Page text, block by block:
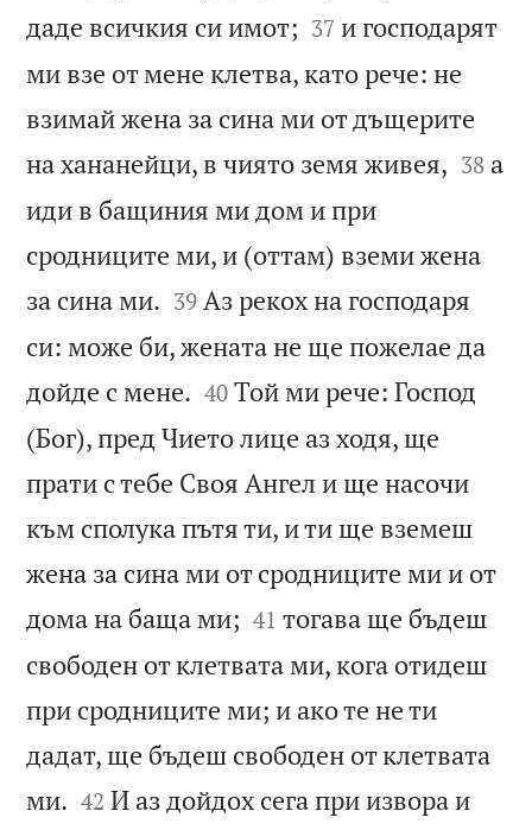
даде всичкия си имот; 

37 и господарят
ми взе от мене клетва, като рече: не
взимай жена за сина ми от дъщерите
на хананейци, в чиято земя живея, 

38 а
иди в бащиния ми дом и при
сродниците ми, и (оттам) вземи жена
за сина ми. 

39 Аз рекох на господаря
си: може би, жената не ще пожелае да
дойде с мене. 

40 Той ми рече: Господ
(Бог), пред Чието лице аз ходя, ще
прати с тебе Своя Ангел и ще насочи
към сполука пътя ти, и ти ще вземеш
жена за сина ми от сродниците ми и от
дома на баща ми; 

41 тогава ще бъдеш
свободен от клетвата ми, кога отидеш
при сродниците ми; и ако те не ти
дадат, ще бъдеш свободен от клетвата
ми. 

42 И аз дойдох сега при извора и